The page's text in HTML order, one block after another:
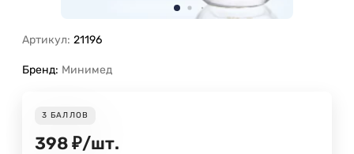
Артикул: 21196
Бренд: Минимед
3 БАЛЛОВ
398 ₽/шт.